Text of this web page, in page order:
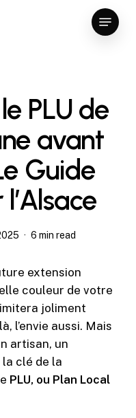
Menu
PLU de
avant
Guide
6 min read
extension
couleur de votre
joliment
l’envie aussi. Mais
artisan, un
clé de la
PLU, ou Plan Local